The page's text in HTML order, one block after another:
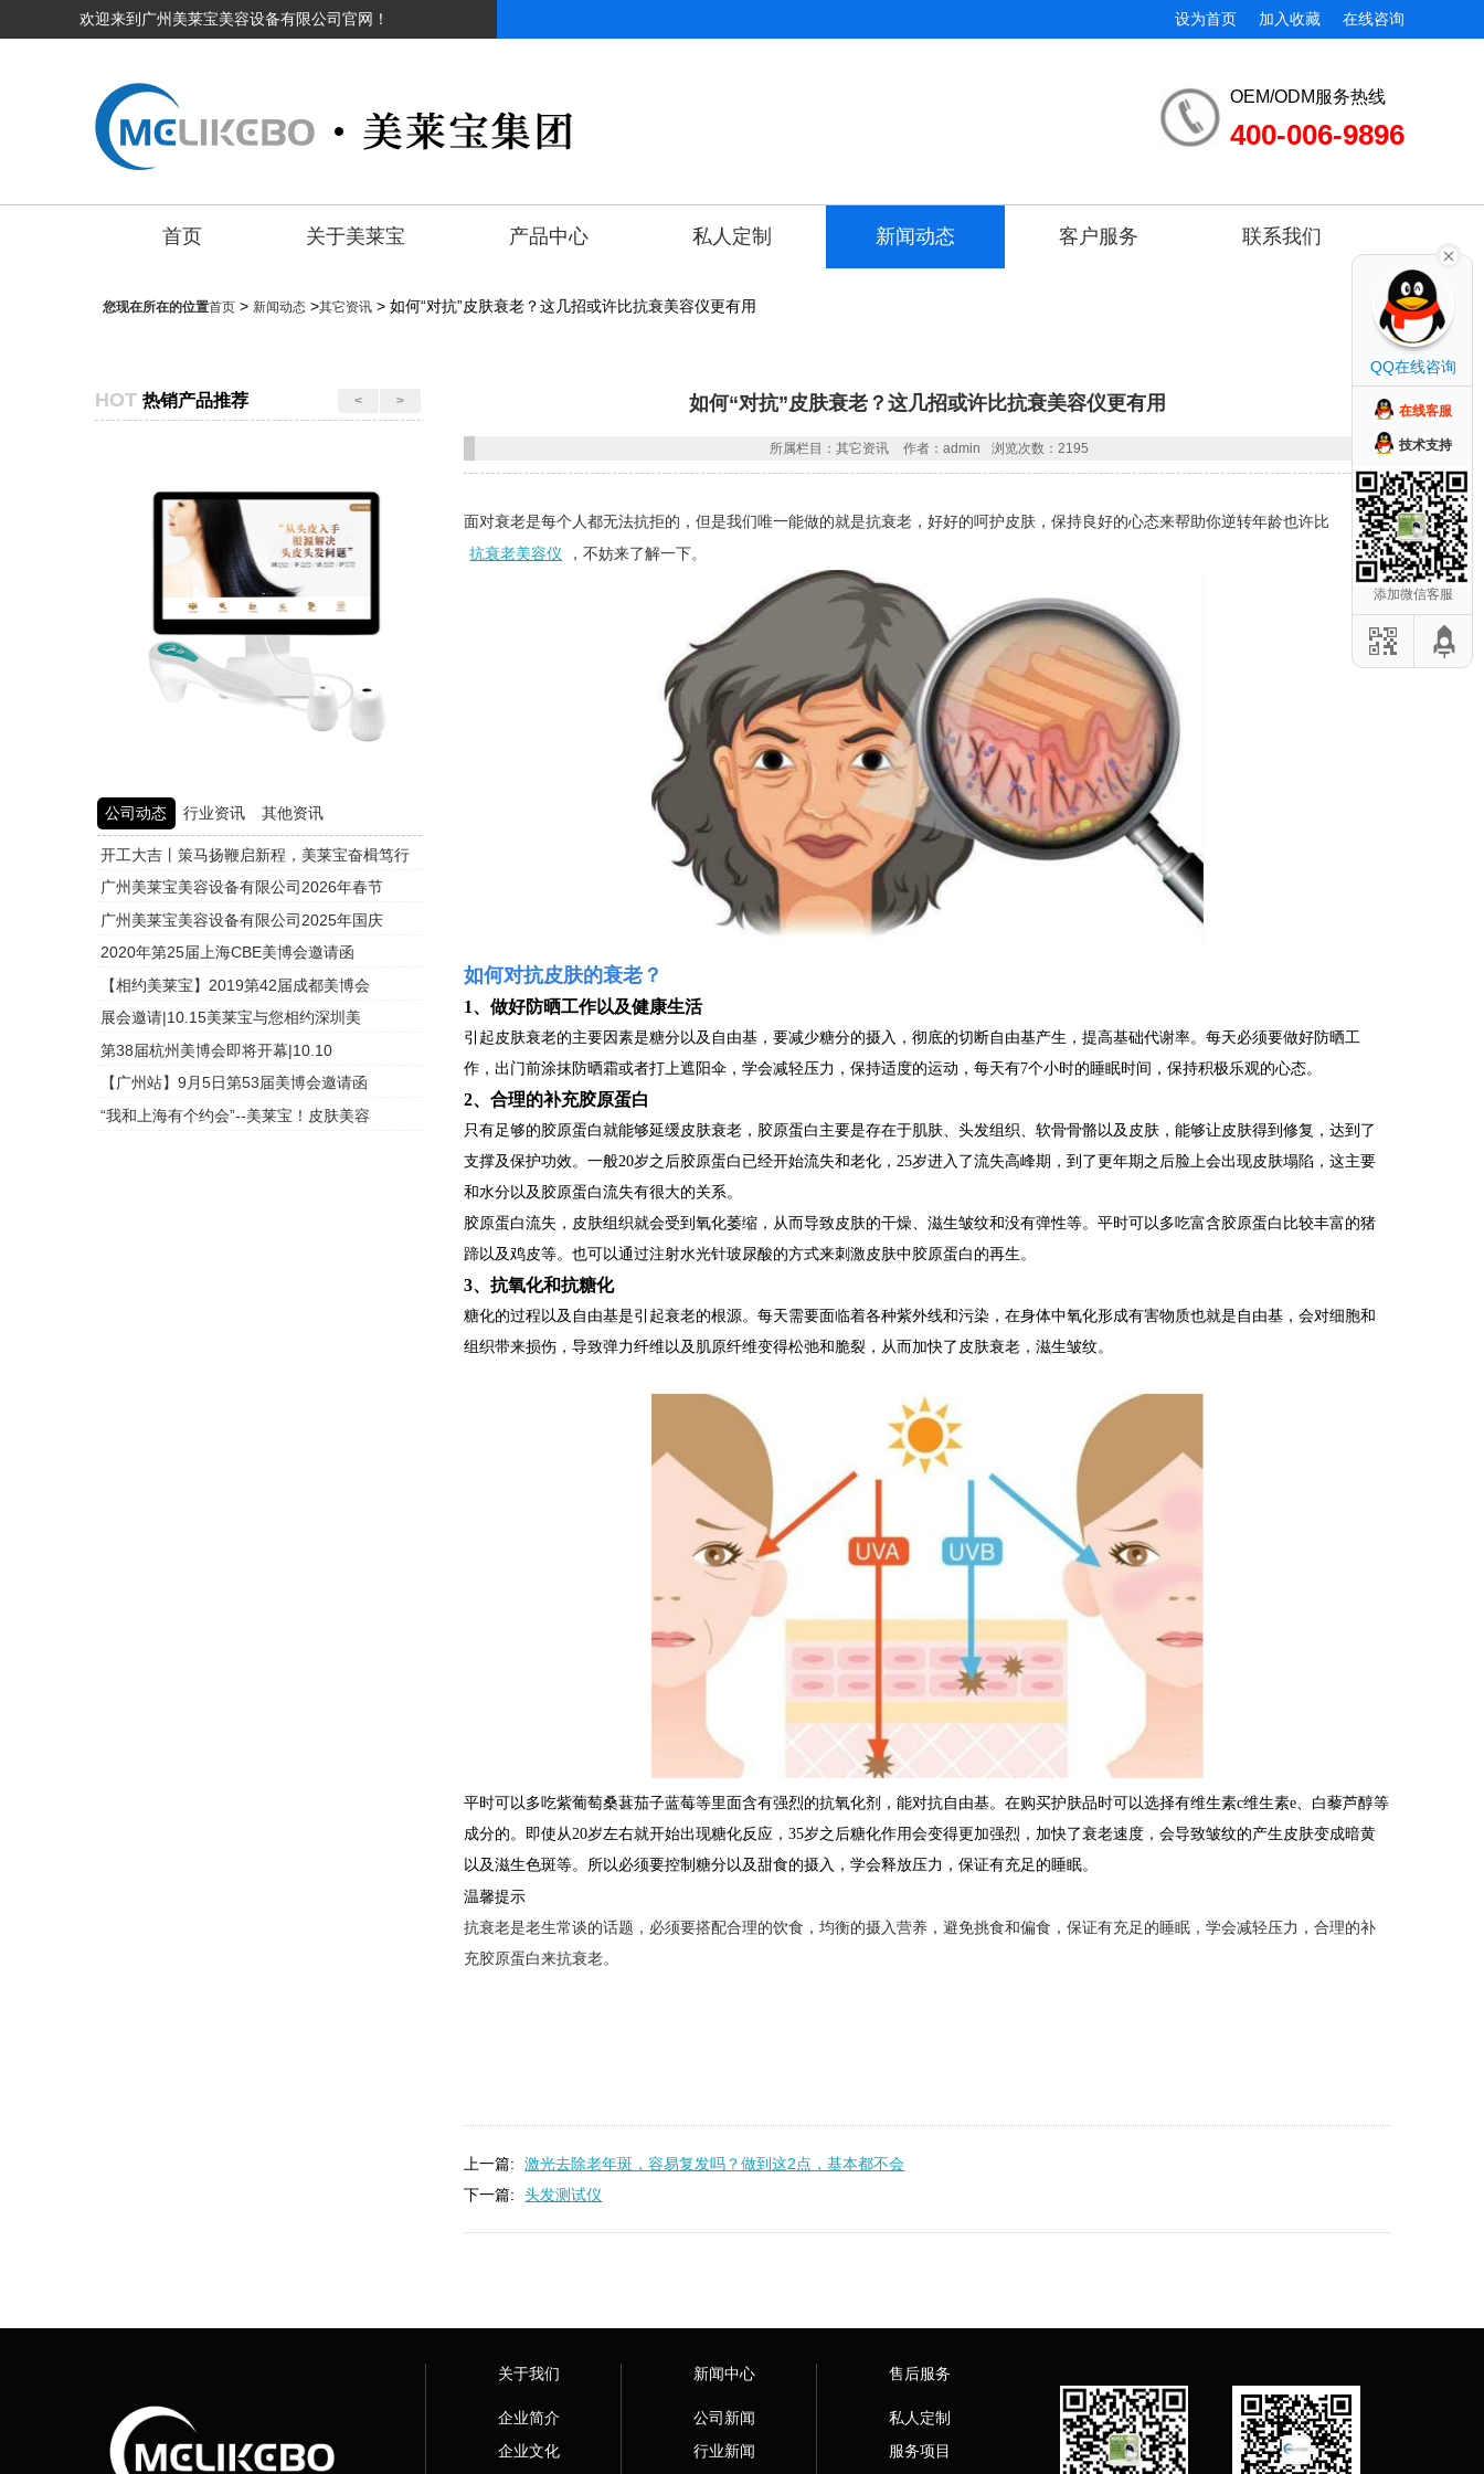
欢迎来到广州美莱宝美容设备有限公司官网！ 在线咨询
加入收藏
设为首页
OEM/ODM服务热线
400-006-9896
首页 关于美莱宝 产品中心 私人定制 新闻动态 客户服务 联系我们
您现在所在的位置首页> 新闻动态>其它资讯> 如何“对抗”皮肤衰老？这几招或许比抗衰美容仪更有用
HOT 热销产品推荐 < >
公司动态 行业资讯 其他资讯
开工大吉丨策马扬鞭启新程，美莱宝奋楫笃行
广州美莱宝美容设备有限公司2026年春节
广州美莱宝美容设备有限公司2025年国庆
2020年第25届上海CBE美博会邀请函
【相约美莱宝】2019第42届成都美博会
展会邀请|10.15美莱宝与您相约深圳美
第38届杭州美博会即将开幕|10.10
【广州站】9月5日第53届美博会邀请函
“我和上海有个约会”--美莱宝！皮肤美容
头皮检测仪厂家的市场竞争与战略分析
头皮检测仪厂家的产品认证与标准合规性
头皮检测仪厂家如何满足个性化需求？
头皮检测仪厂家的技术创新与发展趋势
头皮检测仪厂家的客户服务与售后支持体系
美莱宝美容仪厂家告诉您哪些高危项目应该避
产后骨盆修复有必要？美莱宝产后修复仪：这
轻熟女抗衰老护肤法！美莱宝美容仪器教你初
用了就回不去的清洁抗老美容仪器
如何“对抗”皮肤衰老？这几招或许比抗衰美容仪更有用
所属栏目：其它资讯 作者：admin 浏览次数：2195
面对衰老是每个人都无法抗拒的，但是我们唯一能做的就是抗衰老，好好的呵护皮肤，保持良好的心态来帮助你逆转年龄也许比
抗衰老美容仪 ，不妨来了解一下。
如何对抗皮肤的衰老？
1、做好防晒工作以及健康生活
引起皮肤衰老的主要因素是糖分以及自由基，要减少糖分的摄入，彻底的切断自由基产生，提高基础代谢率。每天必须要做好防晒工
作，出门前涂抹防晒霜或者打上遮阳伞，学会减轻压力，保持适度的运动，每天有7个小时的睡眠时间，保持积极乐观的心态。
2、合理的补充胶原蛋白
只有足够的胶原蛋白就能够延缓皮肤衰老，胶原蛋白主要是存在于肌肤、头发组织、软骨骨骼以及皮肤，能够让皮肤得到修复，达到了
支撑及保护功效。一般20岁之后胶原蛋白已经开始流失和老化，25岁进入了流失高峰期，到了更年期之后脸上会出现皮肤塌陷，这主要
和水分以及胶原蛋白流失有很大的关系。
胶原蛋白流失，皮肤组织就会受到氧化萎缩，从而导致皮肤的干燥、滋生皱纹和没有弹性等。平时可以多吃富含胶原蛋白比较丰富的猪
蹄以及鸡皮等。也可以通过注射水光针玻尿酸的方式来刺激皮肤中胶原蛋白的再生。
3、抗氧化和抗糖化
糖化的过程以及自由基是引起衰老的根源。每天需要面临着各种紫外线和污染，在身体中氧化形成有害物质也就是自由基，会对细胞和
组织带来损伤，导致弹力纤维以及肌原纤维变得松弛和脆裂，从而加快了皮肤衰老，滋生皱纹。
平时可以多吃紫葡萄桑葚茄子蓝莓等里面含有强烈的抗氧化剂，能对抗自由基。在购买护肤品时可以选择有维生素c维生素e、白藜芦醇等
成分的。即使从20岁左右就开始出现糖化反应，35岁之后糖化作用会变得更加强烈，加快了衰老速度，会导致皱纹的产生皮肤变成暗黄
以及滋生色斑等。所以必须要控制糖分以及甜食的摄入，学会释放压力，保证有充足的睡眠。
温馨提示
抗衰老是老生常谈的话题，必须要搭配合理的饮食，均衡的摄入营养，避免挑食和偏食，保证有充足的睡眠，学会减轻压力，合理的补
充胶原蛋白来抗衰老。
上一篇:
激光去除老年斑，容易复发吗？做到这2点，基本都不会
下一篇:
头发测试仪
关于我们
企业简介
企业文化
新闻中心
公司新闻
行业新闻
售后服务
私人定制
服务项目
QQ在线咨询
在线客服
技术支持
添加微信客服